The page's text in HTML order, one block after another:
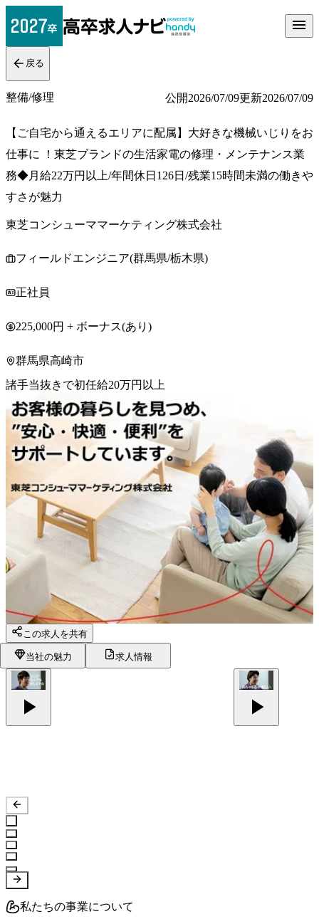
戻る
整備/修理 公開2026/07/09更新2026/07/09
【ご自宅から通えるエリアに配属】大好きな機械いじりをお
仕事に ！東芝ブランドの生活家電の修理・メンテナンス業
務◆月給22万円以上/年間休日126日/残業15時間未満の働きや
すさが魅力
東芝コンシューママーケティング株式会社
フィールドエンジニア(群馬県/栃木県)
正社員
225,000円 + ボーナス(あり)
群馬県高崎市
諸手当抜きで初任給20万円以上
この求人を共有
当社の魅力 求人情報
私たちの事業について